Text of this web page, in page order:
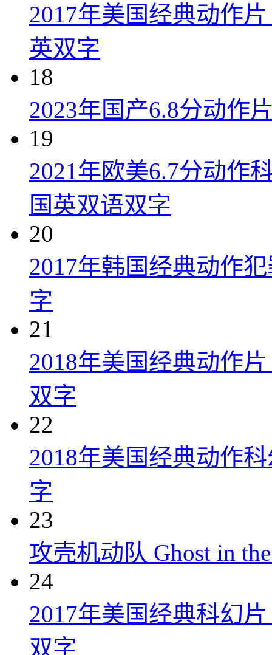
2017年美国经典动作
英双字
18
2023年国产6.8分动作
19
2021年欧美6.7分动作
国英双语双字
20
2017年韩国经典动作
字
21
2018年美国经典动作
双字
22
2018年美国经典动作
字
23
攻壳机动队 Ghost in
24
2017年美国经典科幻
双字